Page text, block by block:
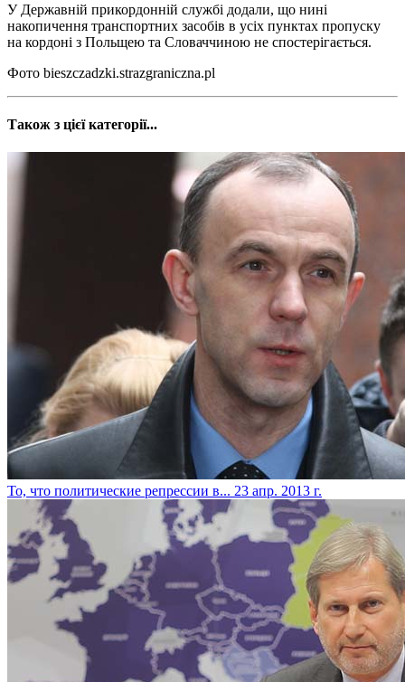
У Державній прикордонній службі додали, що нині
накопичення транспортних засобів в усіх пунктах пропуску
на кордоні з Польщею та Словаччиною не спостерігається.
Фото bieszczadzki.strazgraniczna.pl
Також з цієї категорії...
То, что политические репрессии в... 23 апр. 2013 г.